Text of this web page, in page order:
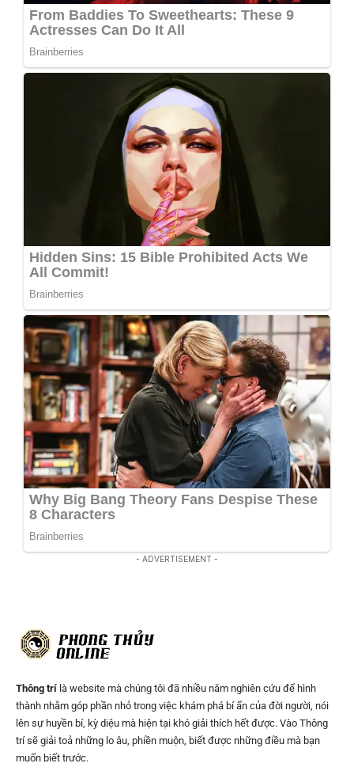
- ADVERTISEMENT -
Thông trí là website mà chúng tôi đã nhiều năm nghiên cứu để hình
thành nhằm góp phần nhỏ trong việc khám phá bí ẩn của đời người, nói
lên sự huyền bí, kỳ diệu mà hiện tại khó giải thích hết được. Vào Thông
trí sẽ giải toả những lo âu, phiền muộn, biết được những điều mà bạn
muốn biết trước.